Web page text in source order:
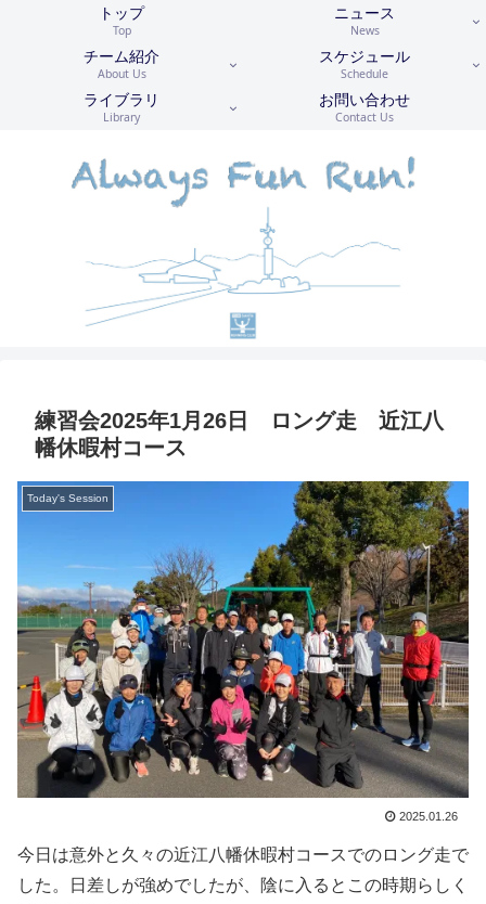
トップ
Top
ニュース
News
チーム紹介
About Us
スケジュール
Schedule
ライブラリ
Library
お問い合わせ
Contact Us
練習会2025年1月26日 ロング走 近江八
幡休暇村コース
Today's Session
2025.01.26
今日は意外と久々の近江八幡休暇村コースでのロング走で
した。日差しが強めでしたが、陰に入るとこの時期らしく